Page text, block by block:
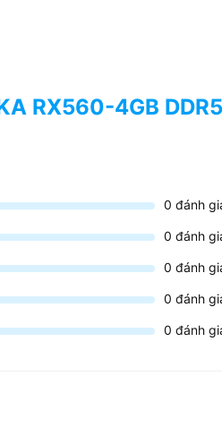
RX560-4GB DDR5
0 đánh
0 đánh
0 đánh
0 đánh
0 đánh